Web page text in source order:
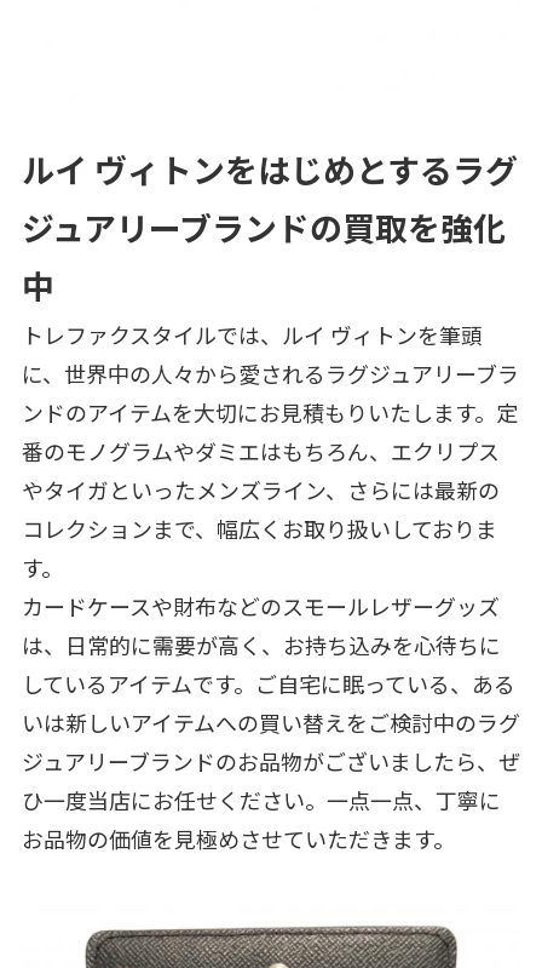
ルイ ヴィトンをはじめとするラグ
ジュアリーブランドの買取を強化
中
トレファクスタイルでは、ルイ ヴィトンを筆頭
に、世界中の人々から愛されるラグジュアリーブラ
ンドのアイテムを大切にお見積もりいたします。定
番のモノグラムやダミエはもちろん、エクリプス
やタイガといったメンズライン、さらには最新の
コレクションまで、幅広くお取り扱いしておりま
す。
カードケースや財布などのスモールレザーグッズ
は、日常的に需要が高く、お持ち込みを心待ちに
しているアイテムです。ご自宅に眠っている、ある
いは新しいアイテムへの買い替えをご検討中のラグ
ジュアリーブランドのお品物がございましたら、ぜ
ひ一度当店にお任せください。一点一点、丁寧に
お品物の価値を見極めさせていただきます。